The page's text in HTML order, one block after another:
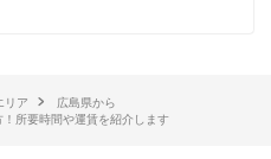
リア
広島県から
所要時間や運賃を紹介します